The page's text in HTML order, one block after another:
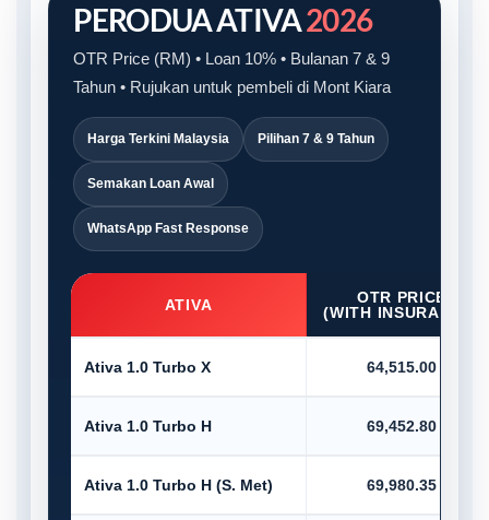
PERODUA ATIVA2026
OTR Price (RM) • Loan 10% • Bulanan 7 & 9
Tahun • Rujukan untuk pembeli di Mont Kiara
Harga Terkini Malaysia Pilihan 7 & 9 Tahun
Semakan Loan Awal
WhatsApp Fast Response
ATIVA
OTR PRICE
(WITH INSURANCE)
Ativa 1.0 Turbo X 64,515.00
Ativa 1.0 Turbo H 69,452.80
Ativa 1.0 Turbo H (S. Met) 69,980.35